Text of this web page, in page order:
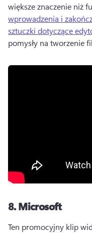
większe znaczenie niż
wprowadzenia i
sztuczki dotyczące
pomysły na tworzenie
8.Microsoft
Ten promocyjny klip